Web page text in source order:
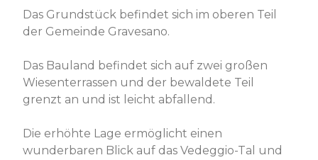
Das Grundstück befindet sich im oberen Teil
der Gemeinde Gravesano.
Das Bauland befindet sich auf zwei großen
Wiesenterrassen und der bewaldete Teil
grenzt an und ist leicht abfallend.
Die erhöhte Lage ermöglicht einen
wunderbaren Blick auf das Vedeggio-Tal und